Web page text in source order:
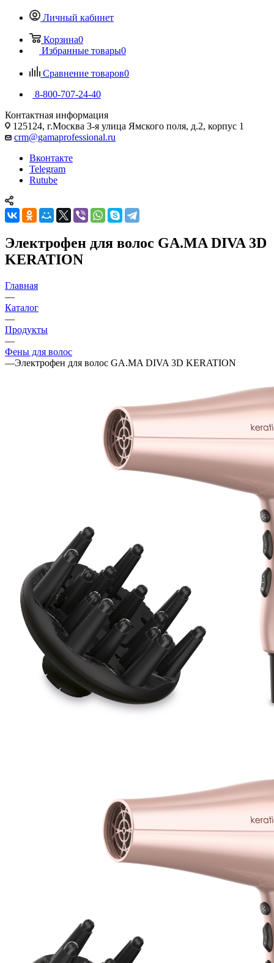
Личный кабинет
Корзина0
Избранные товары0
Сравнение товаров0
8-800-707-24-40
Контактная информация
125124, г.Москва 3-я улица Ямского поля, д.2, корпус 1
crm@gamaprofessional.ru
Вконтакте
Telegram
Rutube
Электрофен для волос GA.MA DIVA 3D
KERATION
Главная
—
Каталог
—
Продукты
—
Фены для волос
—Электрофен для волос GA.MA DIVA 3D KERATION